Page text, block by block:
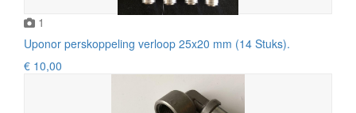
1
Uponor perskoppeling verloop 25x20 mm (14 Stuks).
€ 10,00